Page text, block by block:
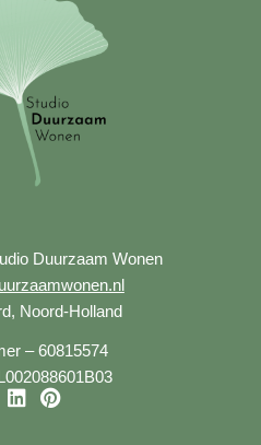
Duurzaam Wonen
Noord-Holland
– 60815574
L
P